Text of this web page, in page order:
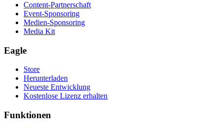
Content-Partnerschaft
Event-Sponsoring
Medien-Sponsoring
Media Kit
Eagle
Store
Herunterladen
Neueste Entwicklung
Kostenlose Lizenz erhalten
Funktionen